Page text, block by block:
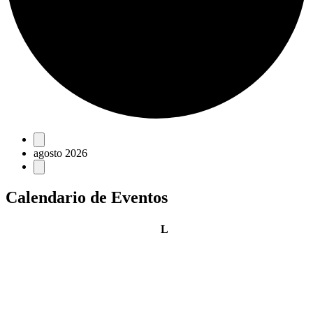
Eventos
agosto 2026
Calendario de Eventos
Llunes